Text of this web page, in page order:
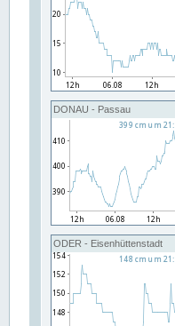
DONAU - Passau
ODER - Eisenhüttenstadt